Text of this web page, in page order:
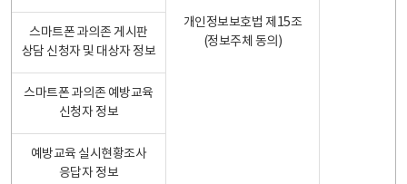
개인정보보호법 제15조
(정보주체 동의)
스마트폰 과의존 게시판
상담 신청자 및 대상자 정보
스마트폰 과의존 예방교육
신청자 정보
예방교육 실시현황조사
응답자 정보